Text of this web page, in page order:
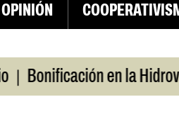
OPINIÓN
en la Hidrovía |